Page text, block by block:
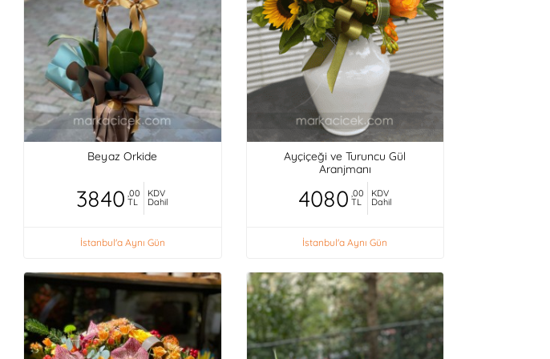
Beyaz Orkide
3840 ,00
TL
KDV
Dahil
İstanbul'a Aynı Gün
Ayçiçeği ve Turuncu Gül
Aranjmanı
4080 ,00
TL
KDV
Dahil
İstanbul'a Aynı Gün